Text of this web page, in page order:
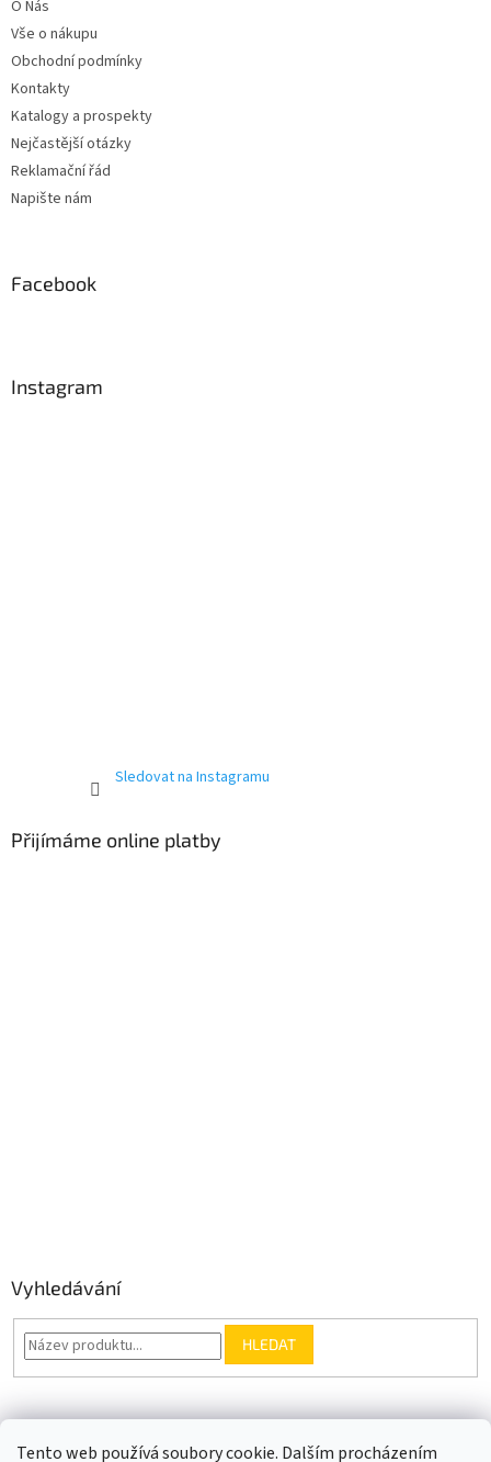
Tento web používá soubory cookie. Dalším procházením
O Nás
Vše o nákupu
Obchodní podmínky
Kontakty
Katalogy a prospekty
Nejčastější otázky
Reklamační řád
Napište nám
Facebook
Instagram
Sledovat na Instagramu
Přijímáme online platby
Vyhledávání
HLEDAT